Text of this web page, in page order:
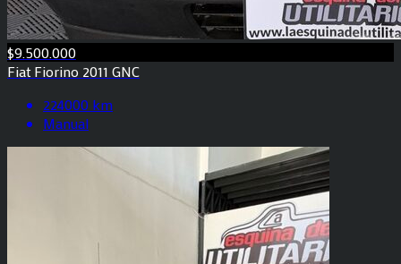
$9.500.000
Fiat Fiorino 2011 GNC
224000 km
Manual